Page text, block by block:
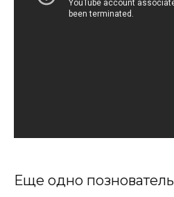
Еще одно